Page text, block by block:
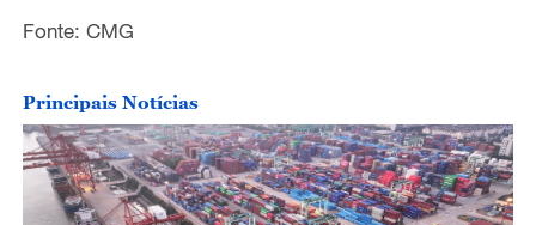
Fonte: CMG
Principais Notícias